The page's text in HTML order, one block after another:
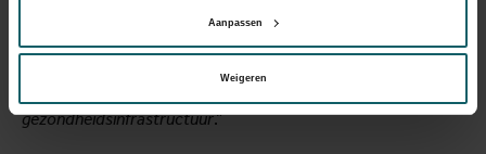
Aanpassen
Weigeren
gebruiken, bestaat het gevaar dat
gezondheidsinfrastructuur.”